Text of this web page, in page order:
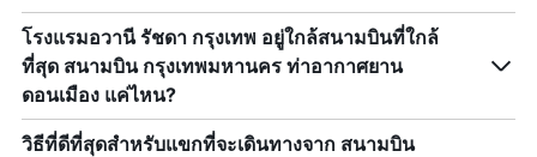
โรงแรมอวานี รัชดา กรุงเทพ อยู่ใกล้สนามบินที่ใกล้
ที่สุด สนามบิน กรุงเทพมหานคร ท่าอากาศยาน
ดอนเมือง แค่ไหน?
วิธีที่ดีที่สุดสำหรับแขกที่จะเดินทางจาก สนามบิน